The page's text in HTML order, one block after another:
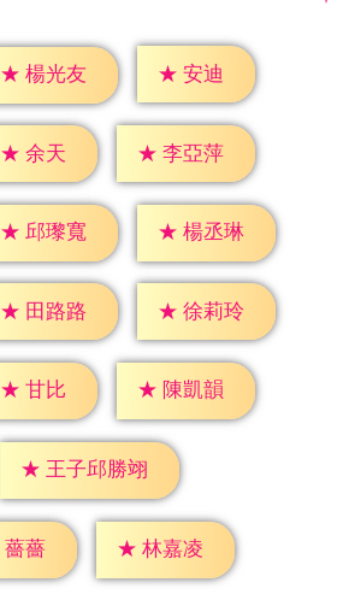
★ 楊光友 ★ 安迪
★ 余天 ★ 李亞萍
★ 邱瓈寬 ★ 楊丞琳
★ 田路路 ★ 徐莉玲
★ 甘比 ★ 陳凱韻
★ 王子邱勝翊
薔薔 ★ 林嘉凌